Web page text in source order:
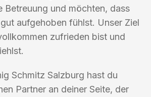
Betreuung und möchten, dass
aufgehoben fühlst. Unser Ziel
zufrieden bist und
Schmitz Salzburg hast du
Partner an deiner Seite, der